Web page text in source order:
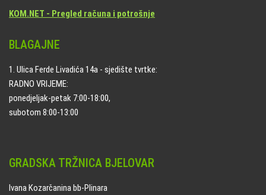
KOM.NET - Pregled računa i potrošnje
BLAGAJNE
1. Ulica Ferde Livadića 14a - sjedište tvrtke:
RADNO VRIJEME:
ponedjeljak-petak 7:00-18:00,
subotom 8:00-13:00
GRADSKA TRŽNICA BJELOVAR
Ivana Kozarčanina bb-Plinara